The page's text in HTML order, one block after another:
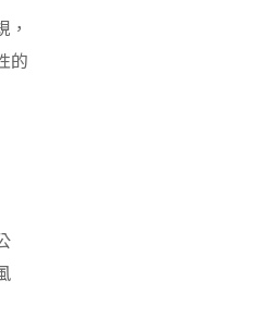
的